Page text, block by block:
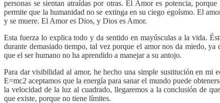
personas se sientan atraídas por otras. El Amor es potencia,
permite que la humanidad no se extinga en su ciego egoísmo. El
y se muere. El Amor es Dios, y Dios es Amor.
Esta fuerza lo explica todo y da sentido en mayúsculas a la vida.
durante demasiado tiempo, tal vez porque el amor nos da miedo, ya
que el ser humano no ha aprendido a manejar a su antojo.
Para dar visibilidad al amor, he hecho una simple sustitución en mi
E=mc2 aceptamos que la energía para sanar el mundo puede
la velocidad de la luz al cuadrado, llegaremos a la conclusión de
que existe, porque no tiene límites.